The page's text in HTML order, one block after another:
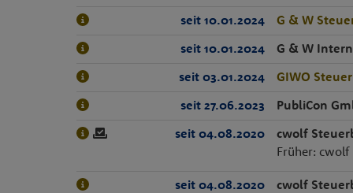
seit 10.01.2024
G & W
seit 10.01.2024
G & W
seit 03.01.2024
GIWO
seit 27.06.2023
PubliCon
seit 04.08.2020
cwolf
Früher: cwolf
seit 04.08.2020 cwolf